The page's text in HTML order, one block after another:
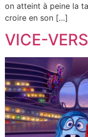
on atteint à peine la
croire en son […]
VICE-